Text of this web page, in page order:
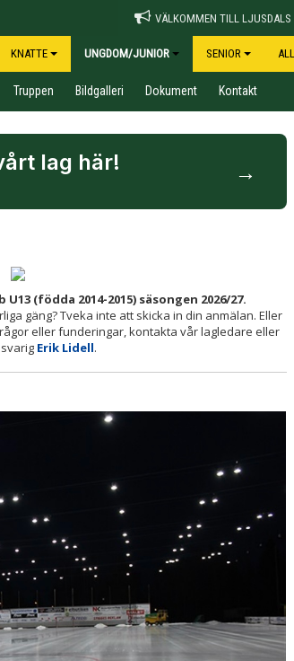
VÄLKOMMEN TILL LJUSDALS
KNATTE UNGDOM/JUNIOR SENIOR
Truppen Bildgalleri Dokument Kontakt
lag här! →
U13 (födda 2014-2015) säsongen 2026/27.
gäng? Tveka inte att skicka in din anmälan. Eller
eller funderingar, kontakta vår lagledare eller
Erik Lidell.